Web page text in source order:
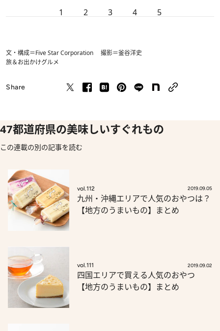
1 2 3 4 5
文・構成＝Five Star Corporation 撮影＝釜谷洋史
旅＆お出かけグルメ
Share
47都道府県の美味しいすぐれもの
この連載の別の記事を読む
vol.112 2019.09.05
九州・沖縄エリアで人気のおやつは？
【地方のうまいもの】まとめ
vol.111 2019.09.02
四国エリアで買える人気のおやつ
【地方のうまいもの】まとめ